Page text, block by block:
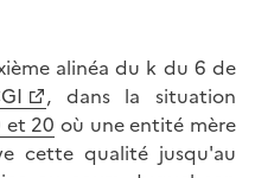
alinéa du k du 6 de
, dans la situation
et 20 où une entité mère
cette qualité jusqu'au